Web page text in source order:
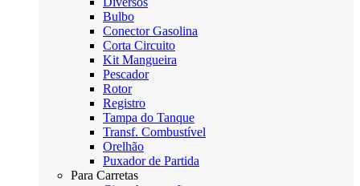
Bulbo
Conector Gasolina
Corta Circuito
Kit Mangueira
Pescador
Rotor
Registro
Tampa do Tanque
Transf. Combustível
Orelhão
Puxador de Partida
Para Carretas